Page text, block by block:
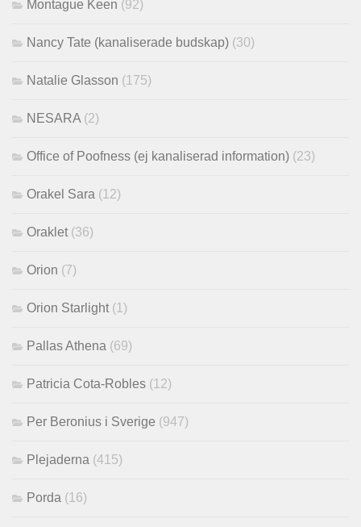
Montague Keen (92)
Nancy Tate (kanaliserade budskap) (30)
Natalie Glasson (175)
NESARA (2)
Office of Poofness (ej kanaliserad information) (23)
Orakel Sara (12)
Oraklet (36)
Orion (7)
Orion Starlight (1)
Pallas Athena (69)
Patricia Cota-Robles (12)
Per Beronius i Sverige (947)
Plejaderna (415)
Porda (16)